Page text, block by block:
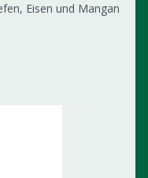
Eisen und Mangan